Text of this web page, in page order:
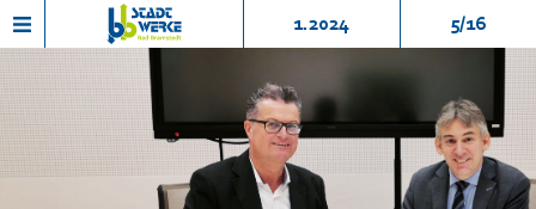
1.2024 5/16